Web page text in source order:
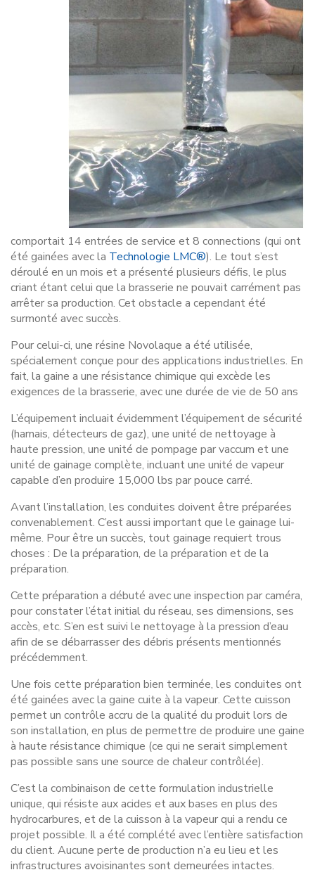
comportait 14 entrées de service et 8 connections (qui ont
été gainées avec la Technologie LMC®). Le tout s’est
déroulé en un mois et a présenté plusieurs défis, le plus
criant étant celui que la brasserie ne pouvait carrément pas
arrêter sa production. Cet obstacle a cependant été
surmonté avec succès.
Pour celui-ci, une résine Novolaque a été utilisée,
spécialement conçue pour des applications industrielles. En
fait, la gaine a une résistance chimique qui excède les
exigences de la brasserie, avec une durée de vie de 50 ans
L’équipement incluait évidemment l’équipement de sécurité
(harnais, détecteurs de gaz), une unité de nettoyage à
haute pression, une unité de pompage par vaccum et une
unité de gainage complète, incluant une unité de vapeur
capable d’en produire 15,000 lbs par pouce carré.
Avant l’installation, les conduites doivent être préparées
convenablement. C’est aussi important que le gainage lui-
même. Pour être un succès, tout gainage requiert trous
choses : De la préparation, de la préparation et de la
préparation.
Cette préparation a débuté avec une inspection par caméra,
pour constater l’état initial du réseau, ses dimensions, ses
accès, etc. S’en est suivi le nettoyage à la pression d’eau
afin de se débarrasser des débris présents mentionnés
précédemment.
Une fois cette préparation bien terminée, les conduites ont
été gainées avec la gaine cuite à la vapeur. Cette cuisson
permet un contrôle accru de la qualité du produit lors de
son installation, en plus de permettre de produire une gaine
à haute résistance chimique (ce qui ne serait simplement
pas possible sans une source de chaleur contrôlée).
C’est la combinaison de cette formulation industrielle
unique, qui résiste aux acides et aux bases en plus des
hydrocarbures, et de la cuisson à la vapeur qui a rendu ce
projet possible. Il a été complété avec l’entière satisfaction
du client. Aucune perte de production n’a eu lieu et les
infrastructures avoisinantes sont demeurées intactes.